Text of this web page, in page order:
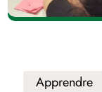
Apprendre